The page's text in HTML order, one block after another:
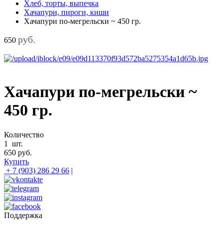
Хлеб, торты, выпечка
Хачапури, пироги, киши
Хачапури по-мегрельски ~ 450 гр.
650 руб.
Хачапури по-мегрельски ~
450 гр.
Количество
1
шт.
650 руб.
Купить
+ 7 (903) 286 29 66 |
Поддержка